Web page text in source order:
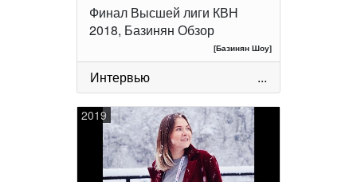
Финал Высшей лиги КВН
2018, Базинян Обзор
[Базинян Шоу]
Интервью ...
2019